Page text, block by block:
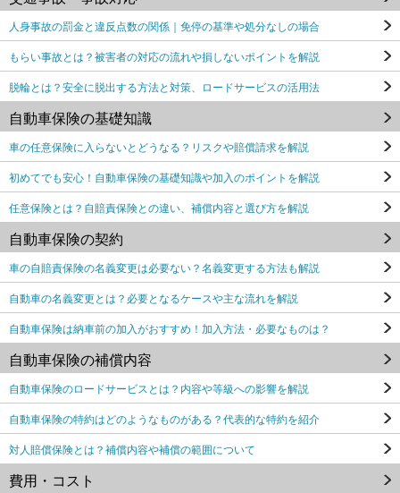
人身事故の罰金と違反点数の関係｜免停の基準や処分なしの場合
もらい事故とは？被害者の対応の流れや損しないポイントを解説
脱輪とは？安全に脱出する方法と対策、ロードサービスの活用法
自動車保険の基礎知識
車の任意保険に入らないとどうなる？リスクや賠償請求を解説
初めてでも安心！自動車保険の基礎知識や加入のポイントを解説
任意保険とは？自賠責保険との違い、補償内容と選び方を解説
自動車保険の契約
車の自賠責保険の名義変更は必要ない？名義変更する方法も解説
自動車の名義変更とは？必要となるケースや主な流れを解説
自動車保険は納車前の加入がおすすめ！加入方法・必要なものは？
自動車保険の補償内容
自動車保険のロードサービスとは？内容や等級への影響を解説
自動車保険の特約はどのようなものがある？代表的な特約を紹介
対人賠償保険とは？補償内容や補償の範囲について
費用・コスト